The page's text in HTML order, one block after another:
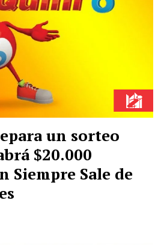
un sorteo
$20.000
Siempre Sale de